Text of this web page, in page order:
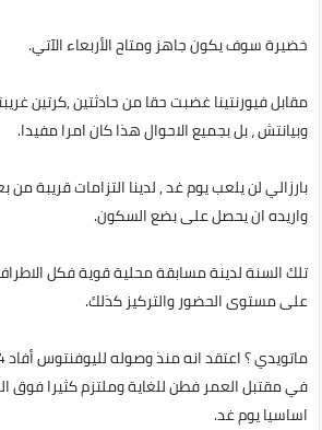
خضيرة سوف يكون جاهز ومتاح الأربعاء الآتي.
مقابل فيورنتينا غضبت حقا من حادثتين ,كرتين
وبيانتش ، بل بجميع الاحوال هذا كان امرا مفيدا.
بارزالي لن يلعب يوم غد , لدينا التزامات قريبة
واريده ان يحصل على بضع السكون.
تلك السنة لدينة مسابقة محلية قوية فكل
على مستوى الحضور والتركيز كذلك.
في مقتبل العمر فطن للغاية وملتزم كثيرا فوق
اساسيا يوم غد.